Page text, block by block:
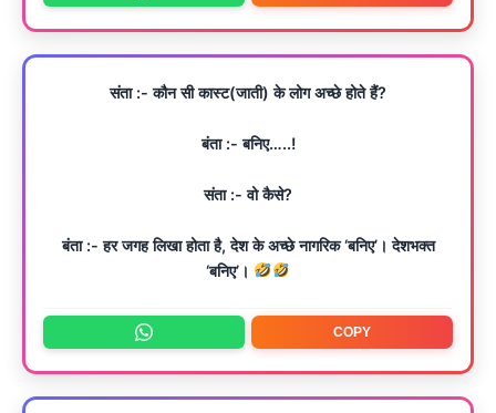
संता :- कौन सी कास्ट(जाती) के लोग अच्छे होते हैं?
बंता :- बनिए…..!
संता :- वो कैसे?
बंता :- हर जगह लिखा होता है, देश के अच्छे नागरिक ‘बनिए’। देशभक्त
‘बनिए’।
COPY